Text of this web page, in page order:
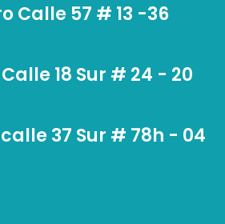
Calle 57 # 13 -36
18 Sur # 24 - 20
37 Sur # 78h - 04